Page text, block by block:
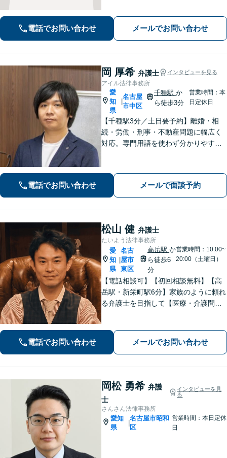
め、まずは気軽にご相談ください。
【土日祝対応可、夜間対応可】【オン
ライン対応可】
電話でお問い合わせ メールでお問い合わせ
岡 厚希 弁護士 インタビューを見る
アイル法律事務所
愛
知
県
名古屋
市中区
千種駅 か
ら徒歩3分
営業時間：本
日定休日
【千種駅3分／土日要予約】離婚・相
続・労働・刑事・不動産問題に幅広く
対応。専門用語を使わず分かりやすく
最適な解決策まで、期待を超える「必
要十分以上」のサポートをご提供しま
す。
電話でお問い合わせ メールで面談予約
松山 健 弁護士
たいよう法律事務所
愛
知
県
名古
屋市
東区
高岳駅 か
ら徒歩6
分
営業時間：10:00~
20:00（土曜日）
【電話相談可】【初回相談無料】【高
岳駅・新栄町駅6分】家族のように頼れ
る弁護士を目指して【医療・介護問
い】不動産は高額な財産が関わる問
題。関連士業と連携し、円滑な解決を
電話でお問い合わせ メールでお問い合わせ
岡松 勇希 弁護
士
インタビューを見
る
さんさん法律事務所
愛知
県
|
名古屋市昭和
区
営業時間：本日定休
日